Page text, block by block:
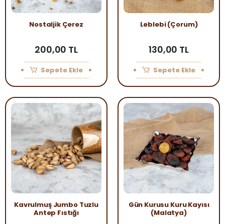
Nostaljik Çerez
200,00 TL
Sepete Ekle
Leblebi (Çorum)
130,00 TL
Sepete Ekle
Kavrulmuş Jumbo Tuzlu
Antep Fıstığı
Gün Kurusu Kuru Kayısı
(Malatya)